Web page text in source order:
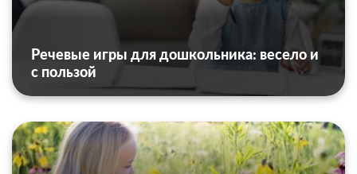
Речевые игры для дошкольника: весело и
с пользой